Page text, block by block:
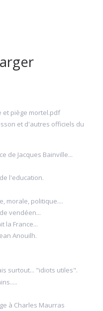
et piège mortel.pdf
et d'autres officiels du
de Jacques Bainville...
l'education.
morale, politique....
vendéen...
la France...
Anouilh.
surtout... "idiots utiles".
à Charles Maurras